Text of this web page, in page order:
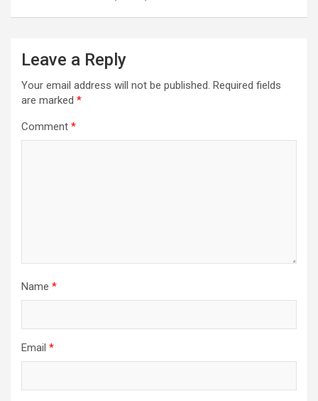
Leave a Reply
Your email address will not be published. Required fields
are marked *
Comment *
Name *
Email *